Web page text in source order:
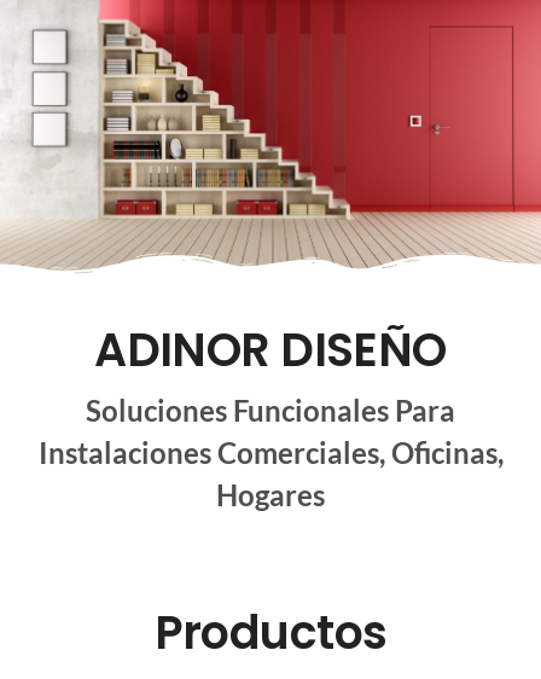
ADINOR DISEÑO
Soluciones Funcionales Para
Instalaciones Comerciales, Oficinas,
Hogares
Productos